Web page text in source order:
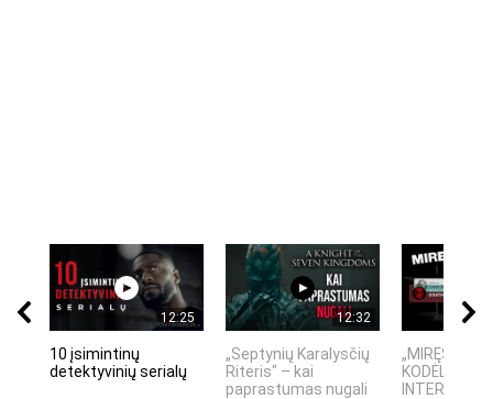
12:25
10 įsimintinų
detektyvinių serialų
12:32
„Septynių Karalysčių
Riteris" – kai
paprastumas nugali
„MIRĘS
KODĖL
INTERNETO